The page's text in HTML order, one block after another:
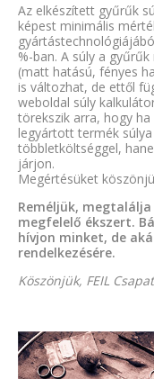
Az elkészített gyűrűk
képest minimális
%-ban. A súly a
(matt hatású, fényes
is változhat, de ettől
weboldal súly
törekszik arra, hogy
legyártott termék
többletköltséggel,
járjon.
Megértésüket
Reméljük,
megfelelő ékszert.
hívjon minket, de
rendelkezésére.
Köszönjük, FEIL